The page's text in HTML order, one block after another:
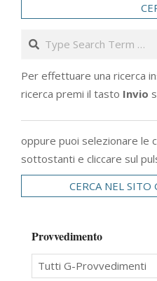
Search
Per effettuare una ricerca
ricerca premi il tasto Invio
oppure puoi selezionare le
sottostanti e cliccare sul
CERCA NEL SITO
Provvedimento